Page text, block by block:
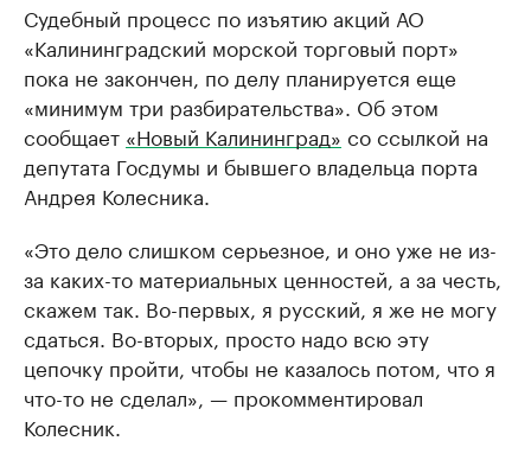
Судебный процесс по изъятию акций АО
«Калининградский морской торговый порт»
пока не закончен, по делу планируется еще
«минимум три разбирательства». Об этом
сообщает «Новый Калининград» со ссылкой на
депутата Госдумы и бывшего владельца порта
Андрея Колесника.
«Это дело слишком серьезное, и оно уже не из-
за каких-то материальных ценностей, а за честь,
скажем так. Во-первых, я русский, я же не могу
сдаться. Во-вторых, просто надо всю эту
цепочку пройти, чтобы не казалось потом, что я
что-то не сделал», — прокомментировал
Колесник.